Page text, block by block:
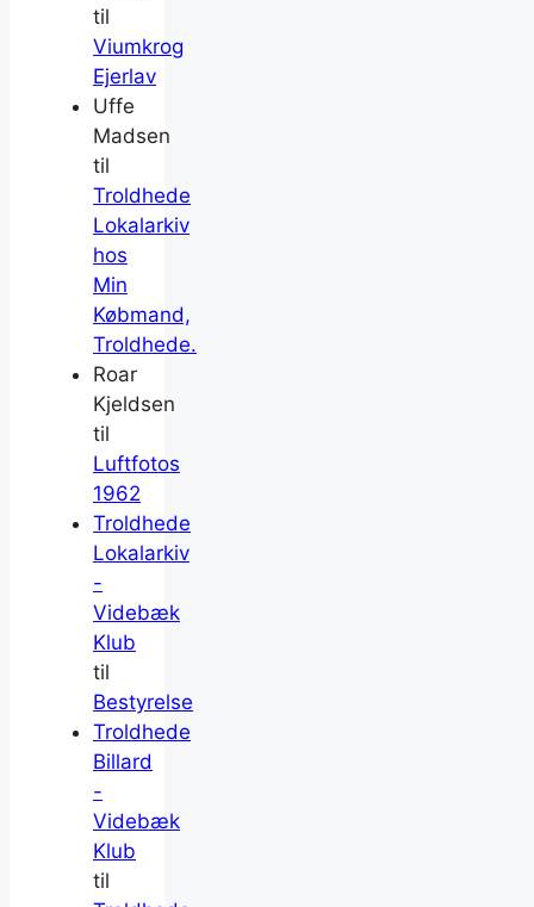
til
Viumkrog
Ejerlav
Uffe
Madsen
til
Troldhede
Lokalarkiv
hos
Min
Købmand,
Troldhede.
Roar
Kjeldsen
til
Luftfotos
1962
Troldhede
Lokalarkiv
-
Videbæk
Klub
til
Bestyrelse
Troldhede
Billard
-
Videbæk
Klub
til